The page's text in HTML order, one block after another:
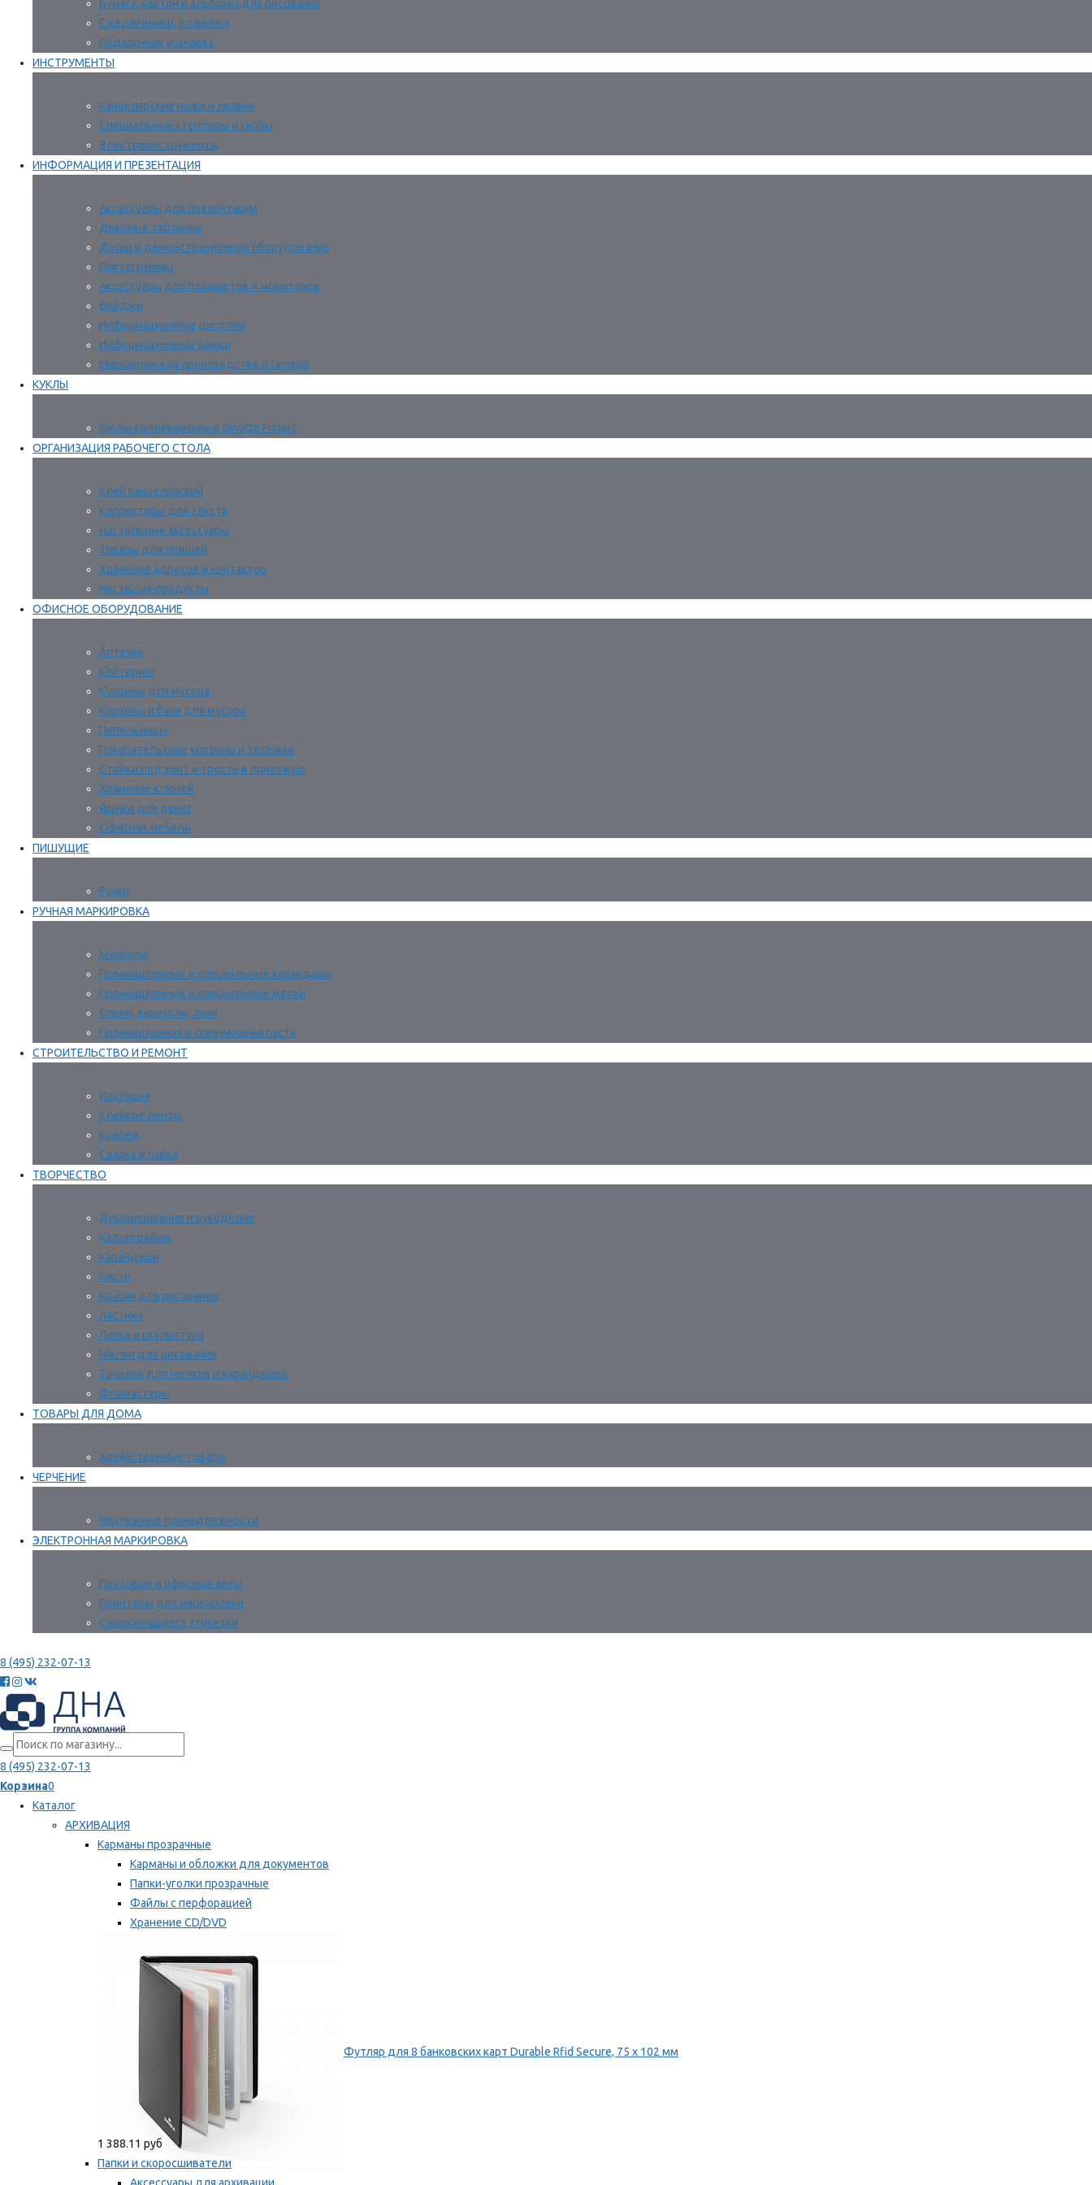
Бумага, картон и альбомы для рисования
Ежедневники, планинги
Подарочная упаковка
ИНСТРУМЕНТЫ
Канцелярские ножи и лезвия
Специальные степлеры и скобы
Электроинструменты
ИНФОРМАЦИЯ И ПРЕЗЕНТАЦИЯ
Аксессуары для презентации
Дверные таблички
Доски и демонстрационное оборудование
Пиктограммы
Аксессуары для планшетов и мониторов
Бейджи
Информационные дисплеи
Информационные рамки
Маркировка на производстве и складе
КУКЛЫ
Куклы коллекционные Birgitte Frigast
ОРГАНИЗАЦИЯ РАБОЧЕГО СТОЛА
Клей канцелярский
Корректоры для текста
Настольные аксессуары
Товары для левшей
Хранение адресов и контактов
Чистящие продукты
ОФИСНОЕ ОБОРУДОВАНИЕ
Аптечки
Кейтеринг
Корзины для мусора
Корзины и баки для мусора
Пепельницы
Покупательские корзины и тележки
Стойки под зонт и трость в прихожую
Хранение ключей
Ящики для денег
Офисная мебель
ПИШУЩИЕ
Ручки
РУЧНАЯ МАРКИРОВКА
Маркеры
Промышленные и специальные карандаши
Промышленные и специальные мелки
Спреи, аэрозоли, лаки
Промышленная и специальная паста
СТРОИТЕЛЬСТВО И РЕМОНТ
Изоляция
Клейкие ленты
Крепеж
Сварка и пайка
ТВОРЧЕСТВО
Декорирование и рукоделие
Каллиграфия
Карандаши
Кисти
Краски для рисования
Ластики
Лепка и скульптура
Мелки для рисования
Точилки для мелков и карандашей
Фломастеры
ТОВАРЫ ДЛЯ ДОМА
Хозяйственные товары
ЧЕРЧЕНИЕ
Чертежные принадлежности
ЭЛЕКТРОННАЯ МАРКИРОВКА
Почтовые и офисные весы
Принтеры для маркировки
Самоклеящиеся этикетки
8 (495) 232-07-13
8 (495) 232-07-13
Корзина0
Каталог
АРХИВАЦИЯ
Карманы прозрачные
Карманы и обложки для документов
Папки-уголки прозрачные
Файлы с перфорацией
Хранение CD/DVD
Мы рекомендуем
Футляр для 8 банковских карт Durable Rfid Secure, 75 х 102 мм
1 388.11 руб
Папки и скоросшиватели